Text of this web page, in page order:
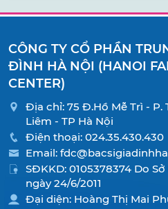
CÔNG TY CỔ PHẦN
ĐÌNH HÀ NỘI (HANOI
CENTER)
Địa chỉ: 75 Đ.Hồ Mễ Trì - P.
Liêm - TP Hà Nội
Điện thoại: 024.35.430.430
Email:
SĐKKD: 0105378374 Do
ngày 24/6/2011
Đại diện: Hoàng Thị Mai